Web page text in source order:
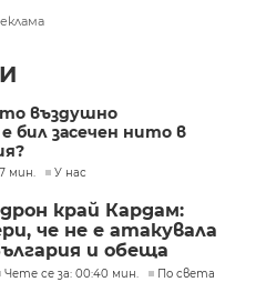
въздушно
бил засечен нито в
мин. У нас
край Кардам:
че не е атакувала
и обеща
Чете се за: 00:40 мин. По света